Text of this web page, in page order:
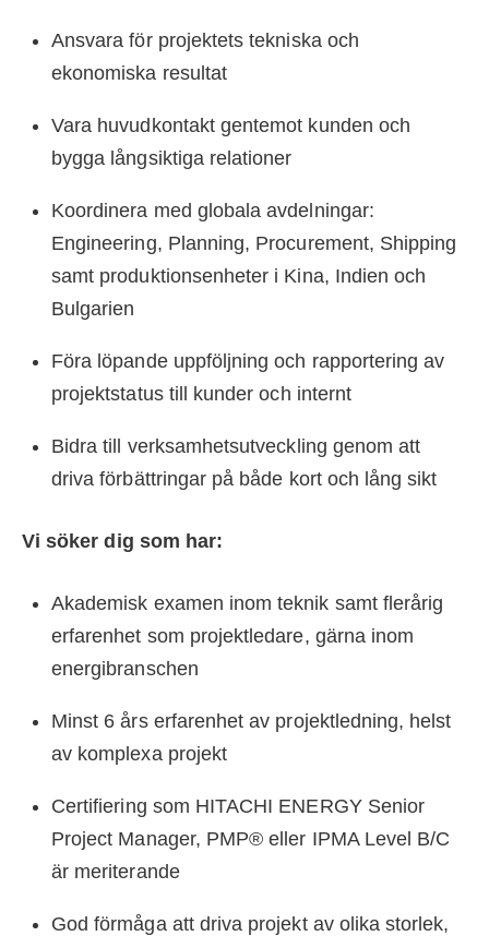
Ansvara för projektets tekniska och
ekonomiska resultat
Vara huvudkontakt gentemot kunden och
bygga långsiktiga relationer
Koordinera med globala avdelningar:
Engineering, Planning, Procurement, Shipping
samt produktionsenheter i Kina, Indien och
Bulgarien
Föra löpande uppföljning och rapportering av
projektstatus till kunder och internt
Bidra till verksamhetsutveckling genom att
driva förbättringar på både kort och lång sikt
Vi söker dig som har:
Akademisk examen inom teknik samt flerårig
erfarenhet som projektledare, gärna inom
energibranschen
Minst 6 års erfarenhet av projektledning, helst
av komplexa projekt
Certifiering som HITACHI ENERGY Senior
Project Manager, PMP® eller IPMA Level B/C
är meriterande
God förmåga att driva projekt av olika storlek,